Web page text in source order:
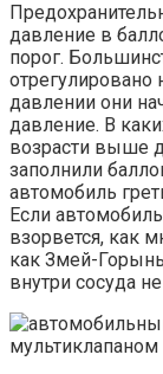
давление в
порог.
отрегулировано
давлении они
давление. В
возрасти выше
заполнили
автомобиль
Если
взорвется, как
как Змей-
внутри сосуда